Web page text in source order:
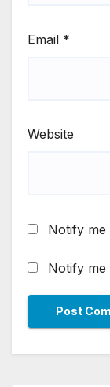
Email *
Website
Notify
Notify me